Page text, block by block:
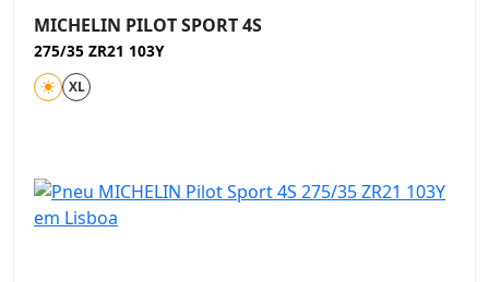
MICHELIN PILOT SPORT 4S
275/35 ZR21 103Y
XL